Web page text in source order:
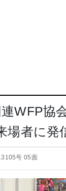
WFP協
者に発
号 05面